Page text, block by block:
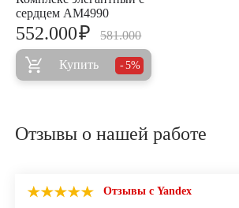
сердцем AM4990
581.000
552.000₽
Купить 5%
Отзывы о нашей работе
Отзывы с Yandex